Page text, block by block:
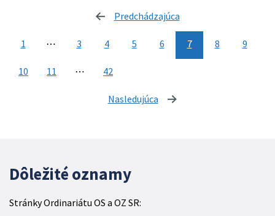
Predchádzajúca
1 ⋯ 3 4 5 6 7 8 9
10 11 ⋯ 42
Nasledujúca stránka
Dôležité oznamy
Stránky Ordinariátu OS a OZ SR: